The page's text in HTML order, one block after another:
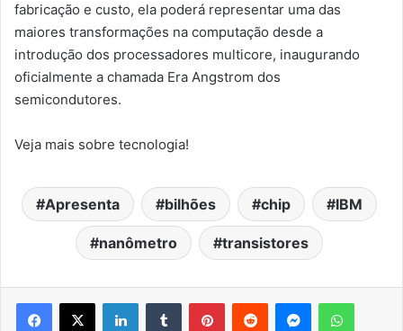
fabricação e custo, ela poderá representar uma das
maiores transformações na computação desde a
introdução dos processadores multicore, inaugurando
oficialmente a chamada Era Angstrom dos
semicondutores.
Veja mais sobre tecnologia!
Apresenta bilhões chip IBM
nanômetro transistores
Facebook
X LinkedinTumblr PinterestReddit Messenger